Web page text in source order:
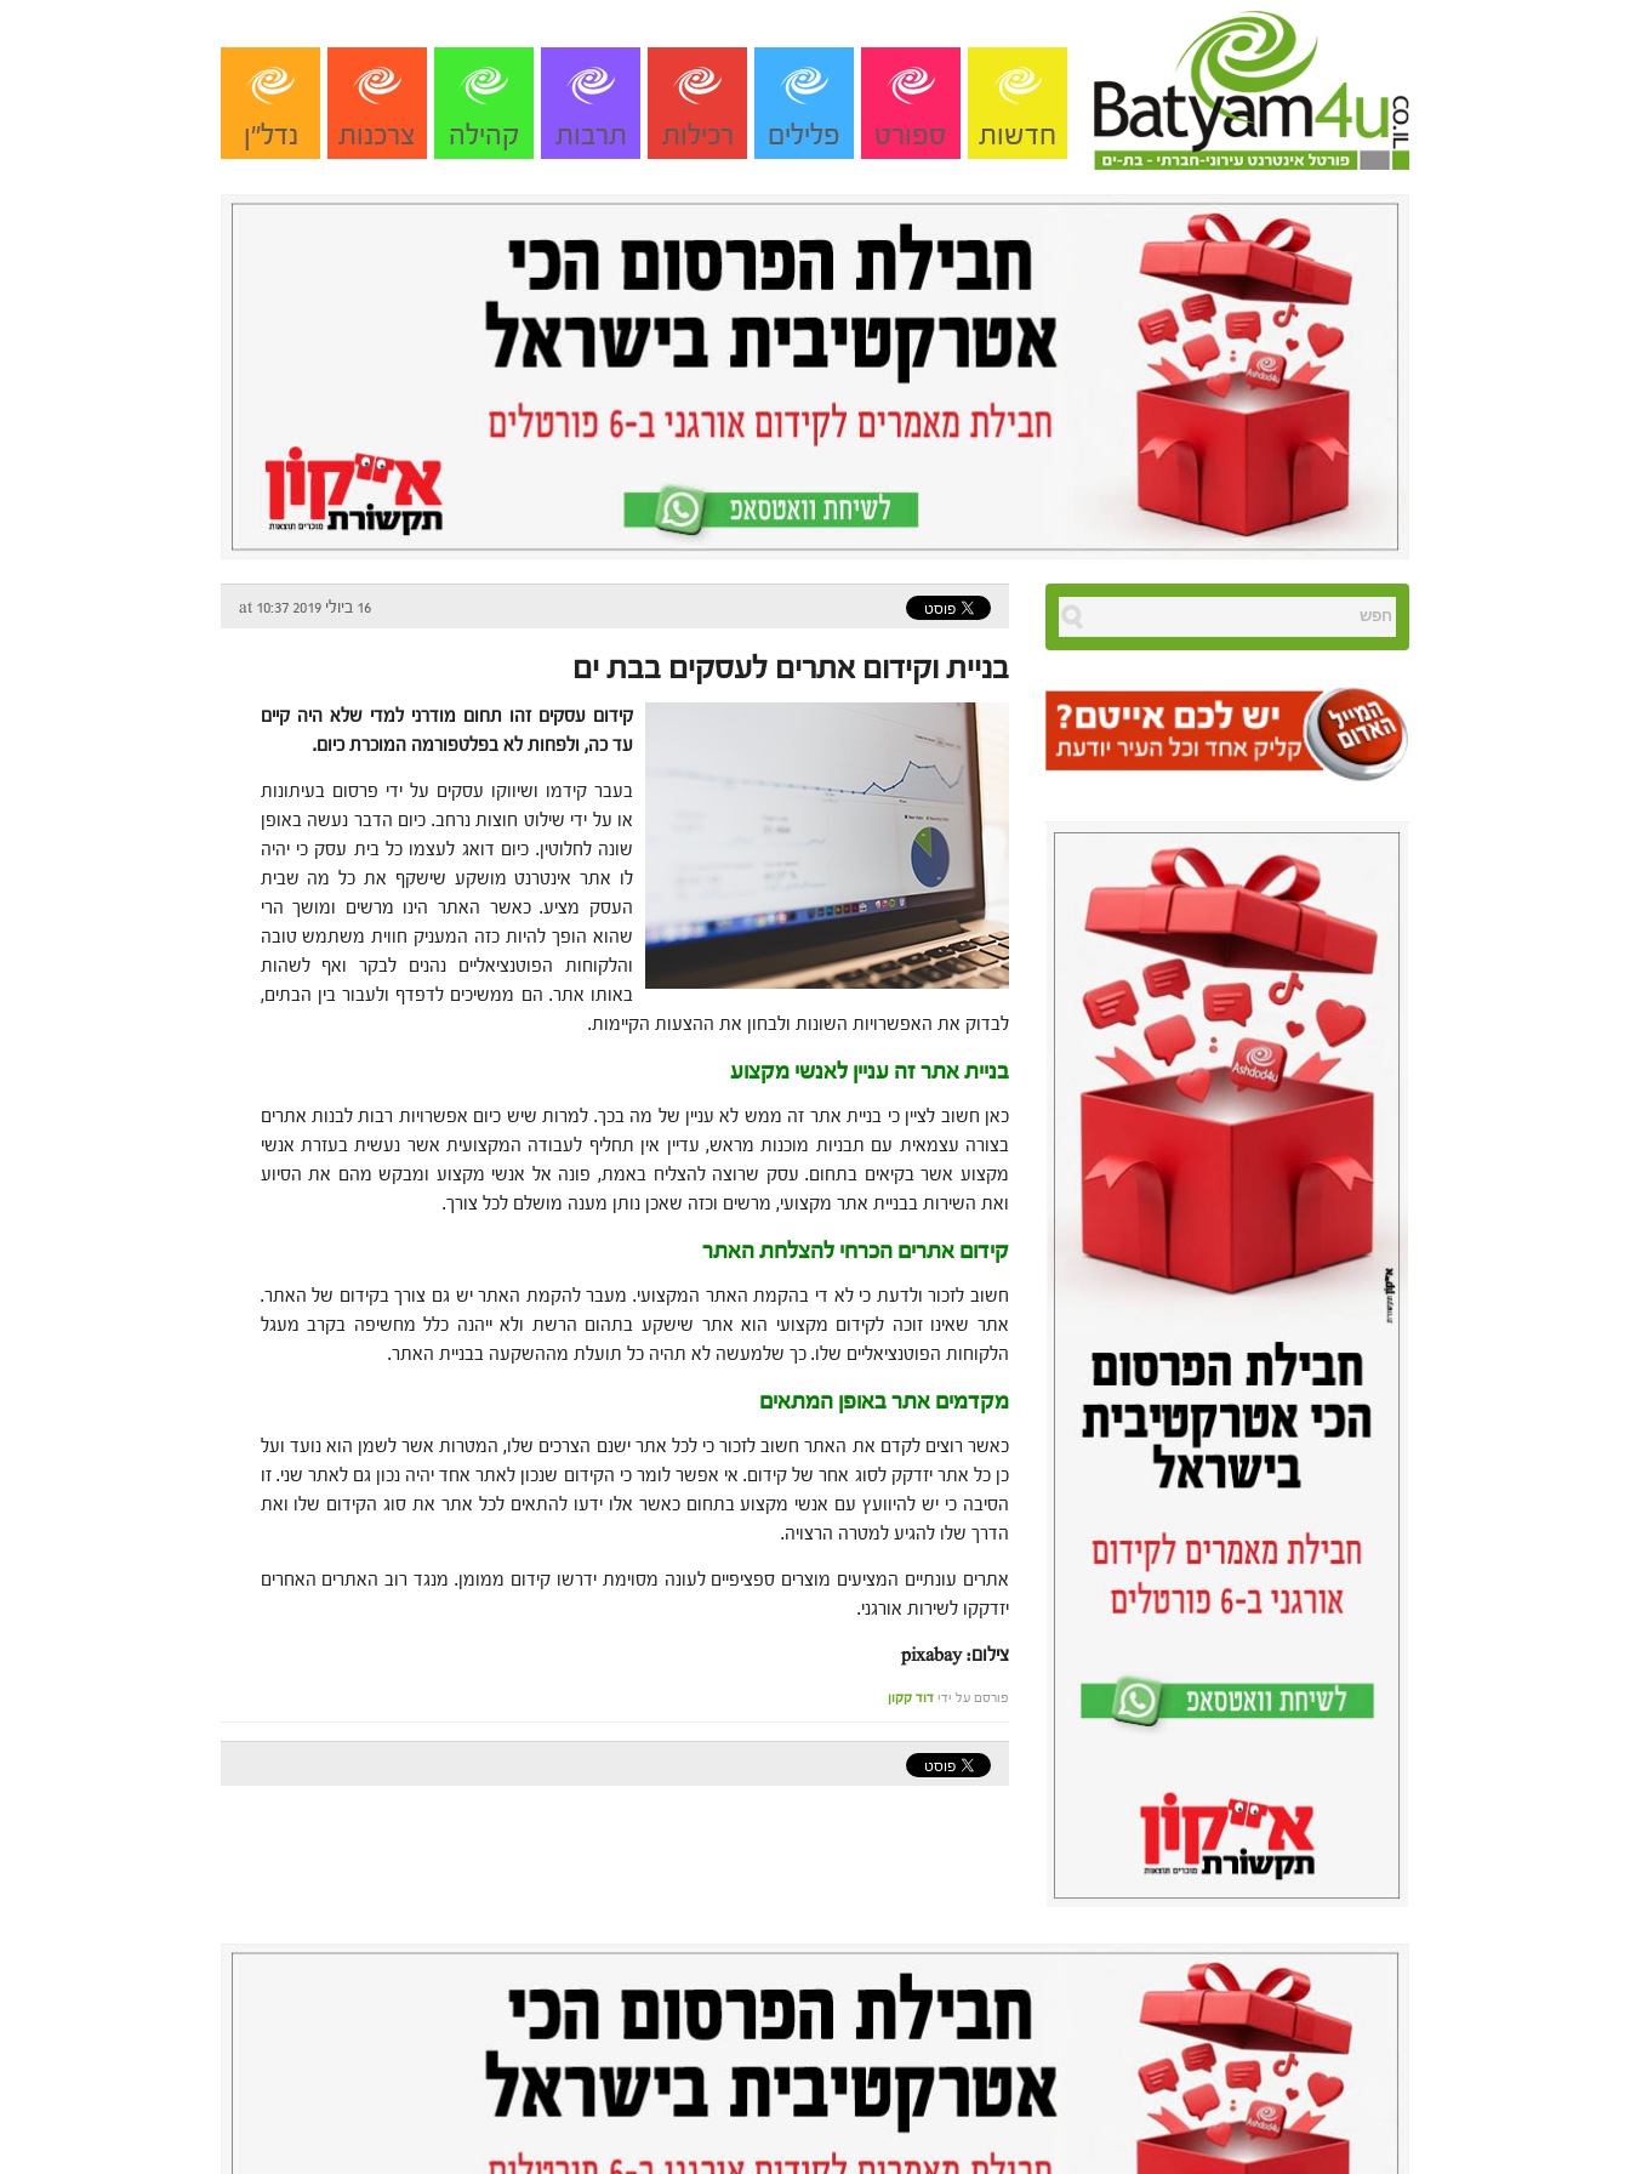
חדשות ספורט פלילים רכילות תרבות קהילה צרכנות נדל"ן
16 ביולי 2019 at 10:37
בניית וקידום אתרים לעסקים בבת ים
קידום עסקים זהו תחום מודרני למדי שלא היה קיים
עד כה, ולפחות לא בפלטפורמה המוכרת כיום.
בעבר קידמו ושיווקו עסקים על ידי פרסום בעיתונות
או על ידי שילוט חוצות נרחב. כיום הדבר נעשה באופן
שונה לחלוטין. כיום דואג לעצמו כל בית עסק כי יהיה
לו אתר אינטרנט מושקע שישקף את כל מה שבית
העסק מציע. כאשר האתר הינו מרשים ומושך הרי
שהוא הופך להיות כזה המעניק חווית משתמש טובה
והלקוחות הפוטנציאליים נהנים לבקר ואף לשהות
באותו אתר. הם ממשיכים לדפדף ולעבור בין הבתים,
לבדוק את האפשרויות השונות ולבחון את ההצעות הקיימות.
בניית אתר זה עניין לאנשי מקצוע
כאן חשוב לציין כי בניית אתר זה ממש לא עניין של מה בכך. למרות שיש כיום אפשרויות רבות לבנות אתרים
בצורה עצמאית עם תבניות מוכנות מראש, עדיין אין תחליף לעבודה המקצועית אשר נעשית בעזרת אנשי
מקצוע אשר בקיאים בתחום. עסק שרוצה להצליח באמת, פונה אל אנשי מקצוע ומבקש מהם את הסיוע
ואת השירות בבניית אתר מקצועי, מרשים וכזה שאכן נותן מענה מושלם לכל צורך.
קידום אתרים הכרחי להצלחת האתר
חשוב לזכור ולדעת כי לא די בהקמת האתר המקצועי. מעבר להקמת האתר יש גם צורך בקידום של האתר.
אתר שאינו זוכה לקידום מקצועי הוא אתר שישקע בתהום הרשת ולא ייהנה כלל מחשיפה בקרב מעגל
הלקוחות הפוטנציאליים שלו. כך שלמעשה לא תהיה כל תועלת מההשקעה בבניית האתר.
מקדמים אתר באופן המתאים
כאשר רוצים לקדם את האתר חשוב לזכור כי לכל אתר ישנם הצרכים שלו, המטרות אשר לשמן הוא נועד ועל
כן כל אתר יזדקק לסוג אחר של קידום. אי אפשר לומר כי הקידום שנכון לאתר אחד יהיה נכון גם לאתר שני. זו
הסיבה כי יש להיוועץ עם אנשי מקצוע בתחום כאשר אלו ידעו להתאים לכל אתר את סוג הקידום שלו ואת
הדרך שלו להגיע למטרה הרצויה.
אתרים עונתיים המציעים מוצרים ספציפיים לעונה מסוימת ידרשו קידום ממומן. מנגד רוב האתרים האחרים
יזדקקו לשירות אורגני.
צילום: pixabay
פורסם על ידי דוד קקון